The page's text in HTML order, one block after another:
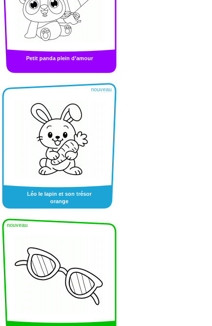
Petit panda plein d’amour
nouveau
Léo le lapin et son trésor
orange
nouveau